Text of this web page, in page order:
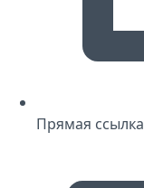
Прямая ссылка